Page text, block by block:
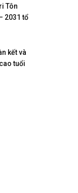
Tôn
2031 tổ
2026
kết và
tuổi
khăn